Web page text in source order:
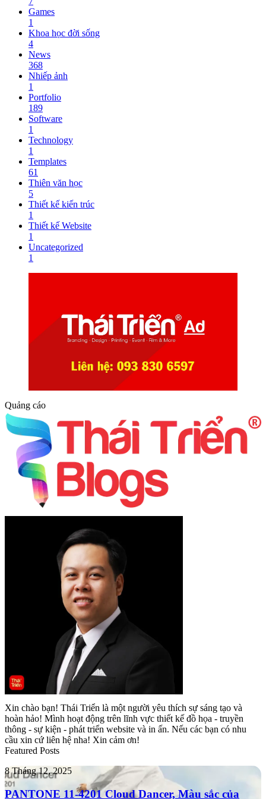
Games
1
Khoa học đời sống
4
News
368
Nhiếp ảnh
1
Portfolio
189
Software
1
Technology
1
Templates
61
Thiên văn học
5
Thiết kế kiến trúc
1
Thiết kế Website
1
Uncategorized
1
Quảng cáo
Xin chào bạn! Thái Triển là một người yêu thích sự sáng tạo và
hoàn hảo! Mình hoạt động trên lĩnh vực thiết kế đồ họa - truyền
thông - sự kiện - phát triển website và in ấn. Nếu các bạn có nhu
cầu xin cứ liên hệ nha! Xin cảm ơn!
Featured Posts
PANTONE
11-
4201
8 Tháng 12, 2025
PANTONE 11-4201 Cloud Dancer, Màu sắc của